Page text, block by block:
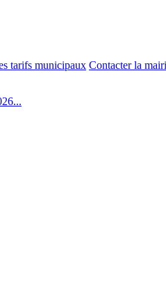
tarifs municipaux Contacter la